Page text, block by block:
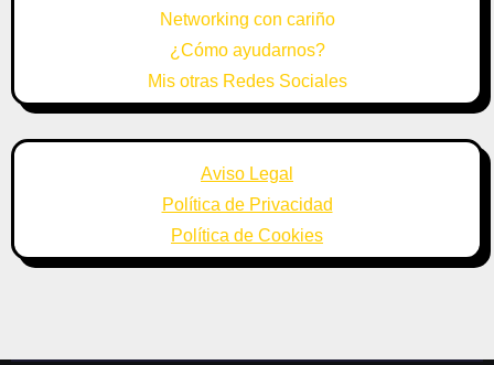
Networking con cariño
¿Cómo ayudarnos?
Mis otras Redes Sociales
Aviso Legal
Política de Privacidad
Política de Cookies